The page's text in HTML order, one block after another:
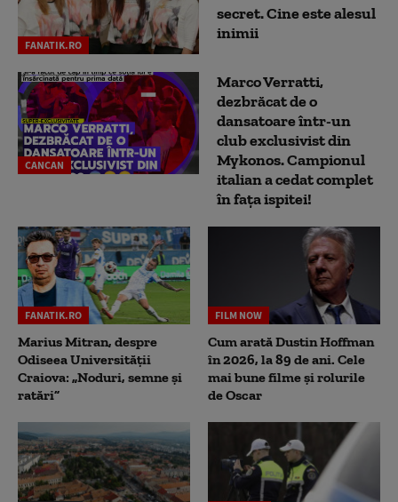
FANATIK.RO
secret. Cine este alesul
inimii
CANCAN
Marco Verratti,
dezbrăcat de o
dansatoare într-un
club exclusivist din
Mykonos. Campionul
italian a cedat complet
în fața ispitei!
FANATIK.RO
Marius Mitran, despre
Odiseea Universității
Craiova: „Noduri, semne și
ratări”
FILM NOW
Cum arată Dustin Hoffman
în 2026, la 89 de ani. Cele
mai bune filme și rolurile
de Oscar